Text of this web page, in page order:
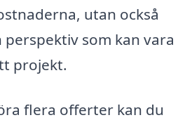
utan också
som kan vara
projekt.
flera offerter kan du